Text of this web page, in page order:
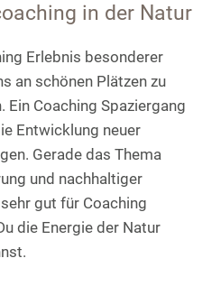
in der Natur
Erlebnis besonderer
an schönen Plätzen zu
Ein Coaching Spaziergang
Entwicklung neuer
Gerade das Thema
und nachhaltiger
gut für Coaching
die Energie der Natur